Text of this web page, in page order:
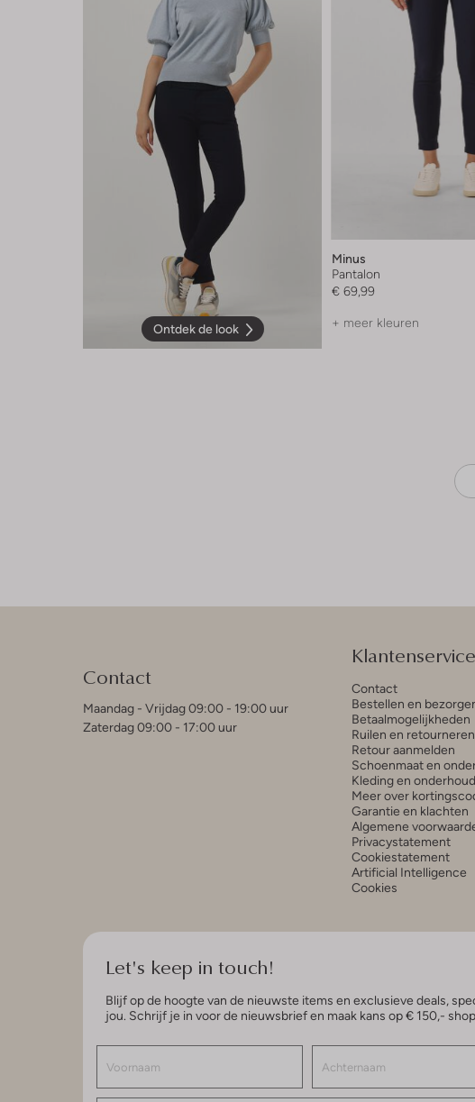
Ontdek de look
Minus
Pantalon
€ 69,99
+ meer kleuren
Contact
Maandag - Vrijdag 09:00 - 19:00 uur
Zaterdag 09:00 - 17:00 uur
Klantenservice
Contact
Bestellen en
Betaalmogelijkheden
Ruilen en retourneren
Retour aanmelden
Schoenmaat en
Kleding en onderhoud
Meer over
Garantie en klachten
Algemene
Privacystatement
Cookiestatement
Artificial Intelligence
Cookies
Let's keep in touch!
Blijf op de hoogte van de nieuwste items en exclusieve deals,
jou. Schrijf je in voor de nieuwsbrief en maak kans op € 150,-